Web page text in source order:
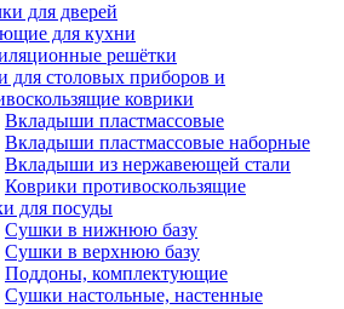
для дверей
для кухни
решётки
для столовых приборов и
коврики
Вкладыши пластмассовые
Вкладыши пластмассовые наборные
Вкладыши из нержавеющей стали
Коврики противоскользящие
для посуды
Сушки в нижнюю базу
Сушки в верхнюю базу
Поддоны, комплектующие
Сушки настольные, настенные